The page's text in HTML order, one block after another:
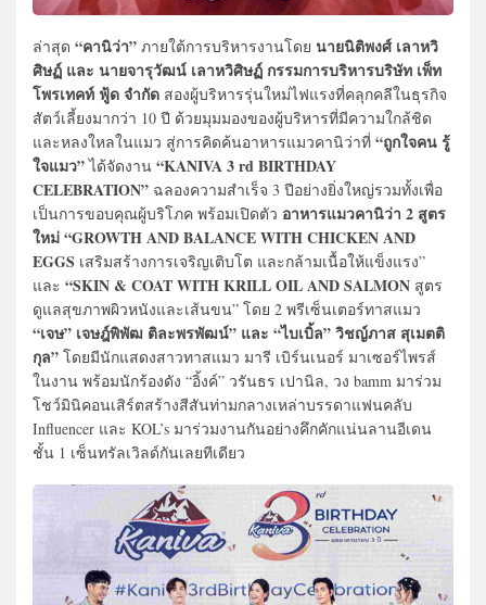
ล่าสุด “คานิว่า” ภายใต้การบริหารงานโดย นายนิติพงศ์ เลาหวิ
ศิษฏ์ และ นายจารุวัฒน์ เลาหวิศิษฏ์ กรรมการบริหารบริษัท เพ็ท
โพรเทคท์ ฟู้ด จำกัด สองผู้บริหารรุ่นใหม่ไฟแรงที่คลุกคลีในธุรกิจ
สัตว์เลี้ยงมากว่า 10 ปี ด้วยมุมมองของผู้บริหารที่มีความใกล้ชิด
และหลงใหลในแมว สู่การคิดค้นอาหารแมวคานิว่าที่ “ถูกใจคน รู้
ใจแมว”ได้จัดงาน “KANIVA 3 rd BIRTHDAY
CELEBRATION” ฉลองความสำเร็จ 3 ปีอย่างยิ่งใหญ่รวมทั้งเพื่อ
เป็นการขอบคุณผู้บริโภค พร้อมเปิดตัว อาหารแมวคานิว่า 2 สูตร
ใหม่ “GROWTH AND BALANCE WITH CHICKEN AND
EGGS เสริมสร้างการเจริญเติบโต และกล้ามเนื้อให้แข็งแรง”
และ “SKIN & COAT WITH KRILL OIL AND SALMON สูตร
ดูแลสุขภาพผิวหนังและเส้นขน” โดย 2 พรีเซ็นเตอร์ทาสแมว
“เจษ” เจษฎ์พิพัฒ ติละพรพัฒน์” และ “ไบเบิ้ล” วิชญ์ภาส สุเมตติ
กุล” โดยมีนักแสดงสาวทาสแมว มารี เบิร์นเนอร์ มาเซอร์ไพรส์
ในงาน พร้อมนักร้องดัง “อิ้งค์” วรันธร เปานิล, วง bamm มาร่วม
โชว์มินิคอนเสิร์ตสร้างสีสันท่ามกลางเหล่าบรรดาแฟนคลับ
Influencer และ KOL’s มาร่วมงานกันอย่างคึกคักแน่นลานอีเดน
ชั้น 1 เซ็นทรัลเวิลด์กันเลยทีเดียว